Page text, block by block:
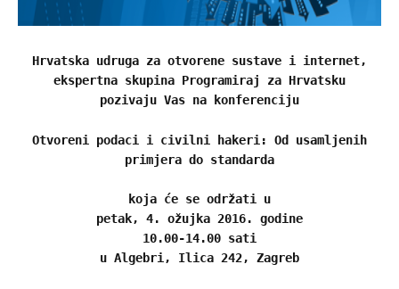
Hrvatska udruga za otvorene sustave i internet,
ekspertna skupina Programiraj za Hrvatsku
pozivaju Vas na konferenciju
Otvoreni podaci i civilni hakeri: Od usamljenih
primjera do standarda
koja će se održati u
petak, 4. ožujka 2016. godine
10.00-14.00 sati
u Algebri, Ilica 242, Zagreb